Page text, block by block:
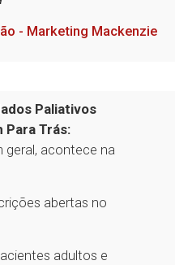
- Marketing Mackenzie
Paliativos
Para Trás:
geral, acontece na
abertas no
adultos e